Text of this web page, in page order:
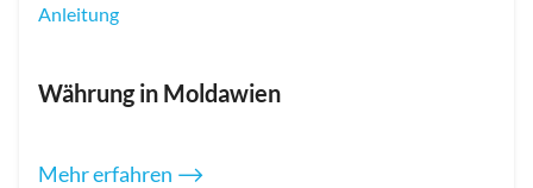
Anleitung
Währung in Moldawien
Mehr erfahren ⟶